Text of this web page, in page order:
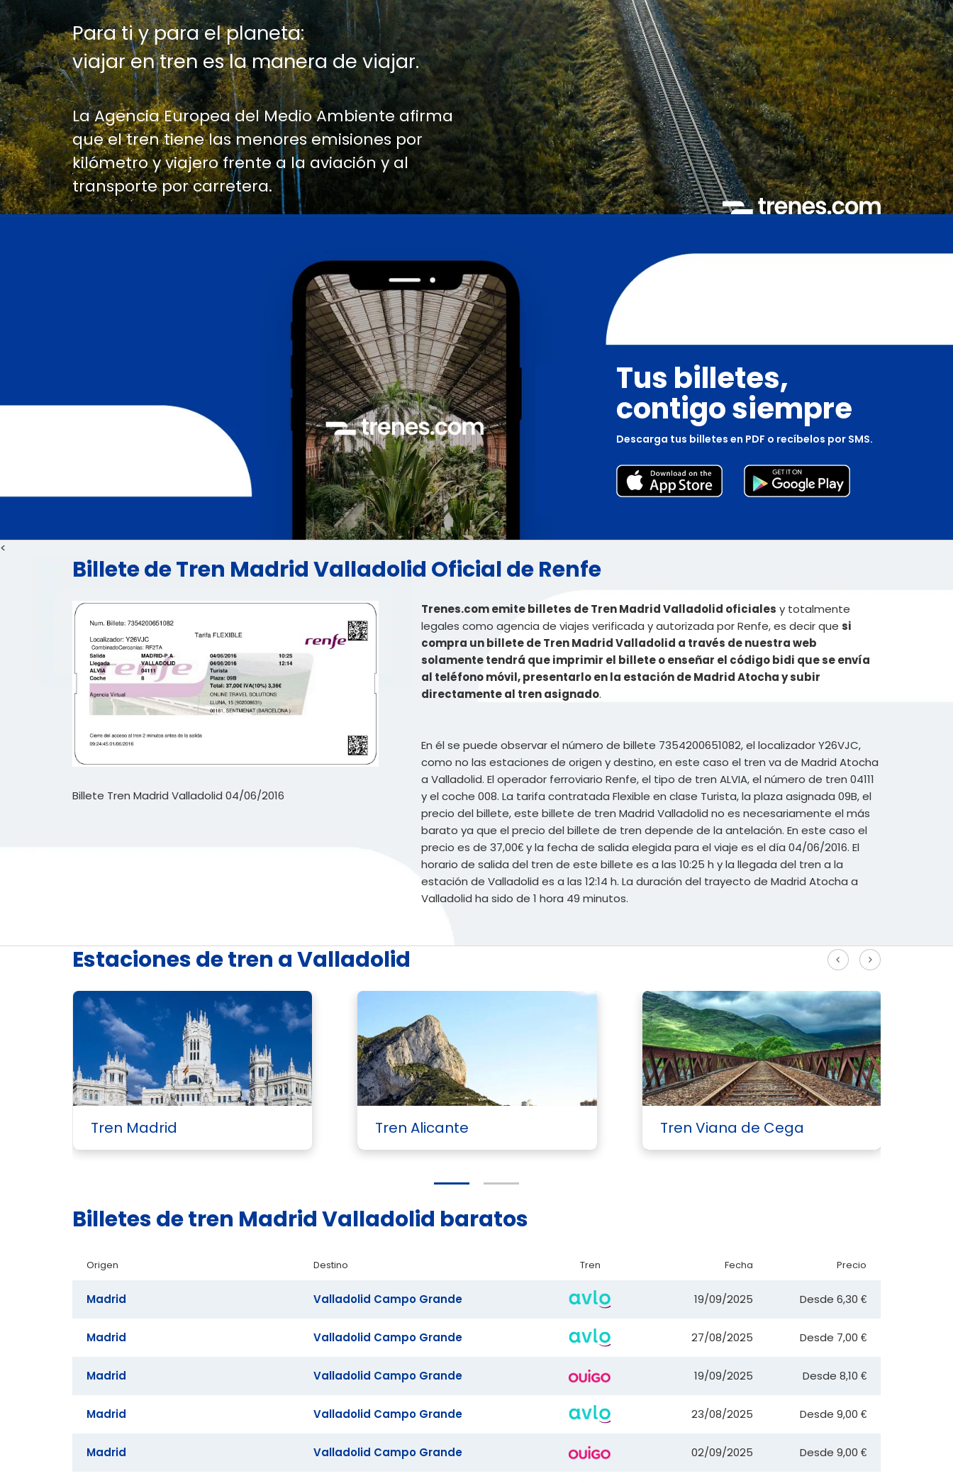
Para ti y para el planeta:
viajar en tren es la manera de viajar.
La Agencia Europea del Medio Ambiente afirma
que el tren tiene las menores emisiones por
kilómetro y viajero frente a la aviación y al
transporte por carretera.
Tus billetes,
contigo siempre
Descarga tus billetes en PDF o recíbelos por SMS.
<
Billete de Tren Madrid Valladolid Oficial de Renfe
Billete Tren Madrid Valladolid 04/06/2016
Trenes.com emite billetes de Tren Madrid Valladolid oficiales y totalmente
legales como agencia de viajes verificada y autorizada por Renfe, es decir que si
compra un billete de Tren Madrid Valladolid a través de nuestra web
solamente tendrá que imprimir el billete o enseñar el código bidi que se envía
al teléfono móvil, presentarlo en la estación de Madrid Atocha y subir
directamente al tren asignado.
En él se puede observar el número de billete 7354200651082, el localizador Y26VJC,
como no las estaciones de origen y destino, en este caso el tren va de Madrid Atocha
a Valladolid. El operador ferroviario Renfe, el tipo de tren ALVIA, el número de tren 04111
y el coche 008. La tarifa contratada Flexible en clase Turista, la plaza asignada 09B, el
precio del billete, este billete de tren Madrid Valladolid no es necesariamente el más
barato ya que el precio del billete de tren depende de la antelación. En este caso el
precio es de 37,00€ y la fecha de salida elegida para el viaje es el día 04/06/2016. El
horario de salida del tren de este billete es a las 10:25 h y la llegada del tren a la
estación de Valladolid es a las 12:14 h. La duración del trayecto de Madrid Atocha a
Valladolid ha sido de 1 hora 49 minutos.
Estaciones de tren a Valladolid
Tren Madrid Tren Alicante Tren Viana de Cega
Billetes de tren Madrid Valladolid baratos
Origen Destino Tren Fecha Precio
Madrid Valladolid Campo Grande 19/09/2025 Desde 6,30 €
Madrid Valladolid Campo Grande 27/08/2025 Desde 7,00 €
Madrid Valladolid Campo Grande 19/09/2025 Desde 8,10 €
Madrid Valladolid Campo Grande 23/08/2025 Desde 9,00 €
Madrid Valladolid Campo Grande 02/09/2025 Desde 9,00 €